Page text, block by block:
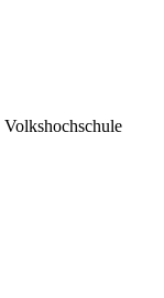
Volkshochschule